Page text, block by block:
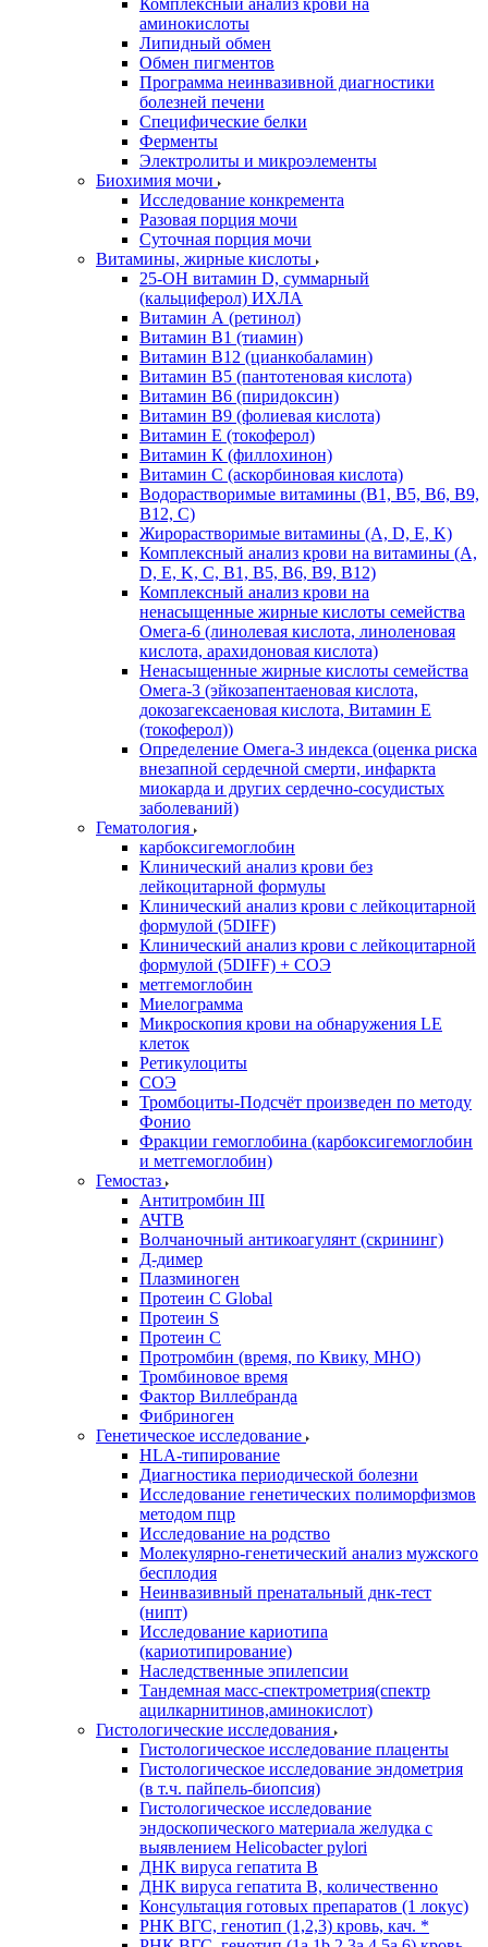
Комплексный анализ крови на
аминокислоты
Липидный обмен
Обмен пигментов
Программа неинвазивной диагностики
болезней печени
Специфические белки
Ферменты
Электролиты и микроэлементы
Биохимия мочи
Исследование конкремента
Разовая порция мочи
Суточная порция мочи
Витамины, жирные кислоты
25-OH витамин D, суммарный
(кальциферол) ИХЛА
Витамин А (ретинол)
Витамин В1 (тиамин)
Витамин В12 (цианкобаламин)
Витамин В5 (пантотеновая кислота)
Витамин В6 (пиридоксин)
Витамин В9 (фолиевая кислота)
Витамин Е (токоферол)
Витамин К (филлохинон)
Витамин С (аскорбиновая кислота)
Водорастворимые витамины (B1, B5, B6, В9,
В12, С)
Жирорастворимые витамины (A, D, E, K)
Комплексный анализ крови на витамины (A,
D, E, K, C, B1, B5, B6, В9, B12)
Комплексный анализ крови на
ненасыщенные жирные кислоты семейства
Омега-6 (линолевая кислота, линоленовая
кислота, арахидоновая кислота)
Ненасыщенные жирные кислоты семейства
Омега-3 (эйкозапентаеновая кислота,
докозагексаеновая кислота, Витамин E
(токоферол))
Определение Омега-3 индекса (оценка риска
внезапной сердечной смерти, инфаркта
миокарда и других сердечно-сосудистых
заболеваний)
Гематология
карбоксигемоглобин
Клинический анализ крови без
лейкоцитарной формулы
Клинический анализ крови с лейкоцитарной
формулой (5DIFF)
Клинический анализ крови с лейкоцитарной
формулой (5DIFF) + СОЭ
метгемоглобин
Миелограмма
Микроскопия крови на обнаружения LE
клеток
Ретикулоциты
СОЭ
Тромбоциты-Подсчёт произведен по методу
Фонио
Фракции гемоглобина (карбоксигемоглобин
и метгемоглобин)
Гемостаз
Антитромбин III
АЧТВ
Волчаночный антикоагулянт (скрининг)
Д-димер
Плазминоген
Протеин C Global
Протеин S
Протеин С
Протромбин (время, по Квику, МНО)
Тромбиновое время
Фактор Виллебранда
Фибриноген
Генетическое исследование
HLA-типирование
Диагностика периодической болезни
Исследование генетических полиморфизмов
методом пцр
Исследование на родство
Молекулярно-генетический анализ мужского
бесплодия
Неинвазивный пренатальный днк-тест
(нипт)
Исследование кариотипа
(кариотипирование)
Наследственные эпилепсии
Тандемная масс-спектрометрия(спектр
ацилкарнитинов,аминокислот)
Гистологические исследования
Гистологическое исследование плаценты
Гистологическое исследование эндометрия
(в т.ч. пайпель-биопсия)
Гистологическое исследование
эндоскопического материала желудка с
выявлением Helicobacter pylori
ДНК вируса гепатита B
ДНК вируса гепатита B, количественно
Консультация готовых препаратов (1 локус)
РНК ВГC, генотип (1,2,3) кровь, кач. *